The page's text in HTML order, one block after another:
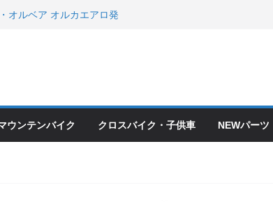
オルベア オルカエアロ発
ール
ク、MTB、クロスバイク
ップ！
イク、MTB、クロスバイク
ウンテンバイク クロスバイク・子供車 NEWパーツ